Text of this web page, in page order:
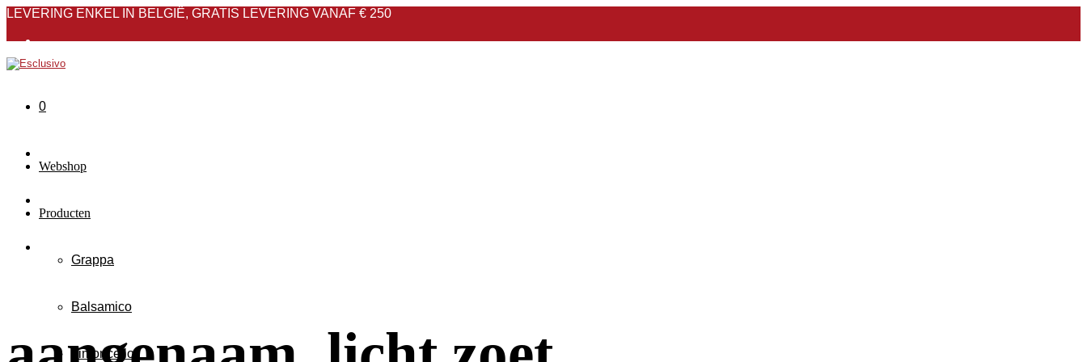
LEVERING ENKEL IN BELGIË, GRATIS LEVERING VANAF € 250
FAQ
0
Webshop
Producten
Grappa
Balsamico
Limoncello